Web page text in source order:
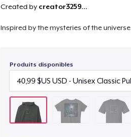
Created by creator3259...
Inspired by the mysteries of the universe
Produits disponibles